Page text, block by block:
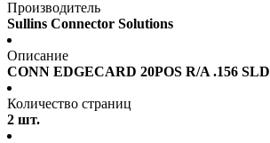
Производитель
Sullins Connector Solutions
Описание
CONN EDGECARD 20POS R/A .156 SLD
Количество страниц
2 шт.